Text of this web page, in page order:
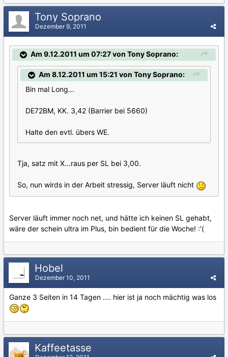
Tony Soprano
Dezember 9, 2011
Am 9.12.2011 um 07:27 von Tony Soprano:
Am 8.12.2011 um 15:21 von Tony Soprano:
Bin mal Long...
DE72BM, KK. 3,42 (Barrier bei 5660)
Halte den evtl. übers WE.
Tja, satz mit X...raus per SL bei 3,00.
So, nun wirds in der Arbeit stressig, Server läuft nicht
Server läuft immer noch net, und hätte ich keinen SL gehabt,
wäre der schein ultra im Plus, bin bedient für die Woche! :'(
Hobel
Dezember 10, 2011
Ganze 3 Seiten in 14 Tagen .... hier ist ja noch mächtig was los
Kaffeetasse